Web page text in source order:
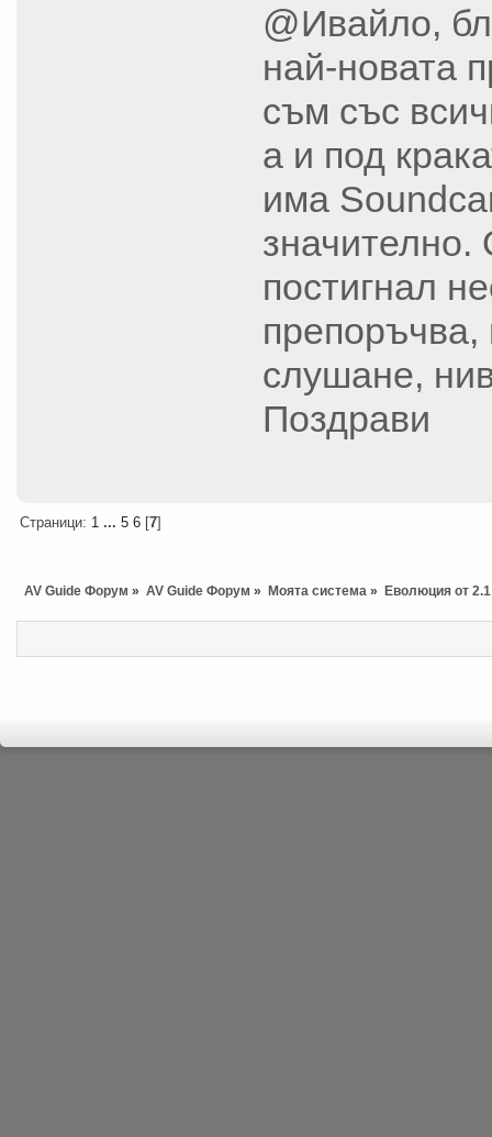
@Ивайло,
най-новата
съм със
а и под
има
постигнал
препоръчва,
слушане,
Поздрави
Страници: 1 ... 5 6[ 7]
AV Guide Форум » AV Guide Форум » Моята система» Еволюция от